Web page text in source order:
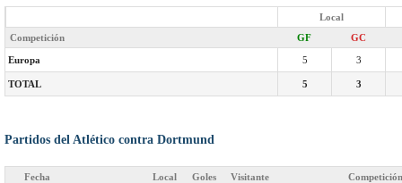
Local
Competición
GF GC
Europa 5 3
TOTAL 5 3
Partidos del Atlético contra Dortmund
Fecha Local Goles Visitante Competición